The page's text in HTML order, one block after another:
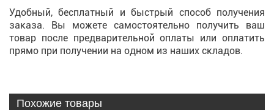
Удобный, бесплатный и быстрый способ получения
заказа. Вы можете самостоятельно получить ваш
товар после предварительной оплаты или оплатить
прямо при получении на одном из наших складов.
Похожие товары